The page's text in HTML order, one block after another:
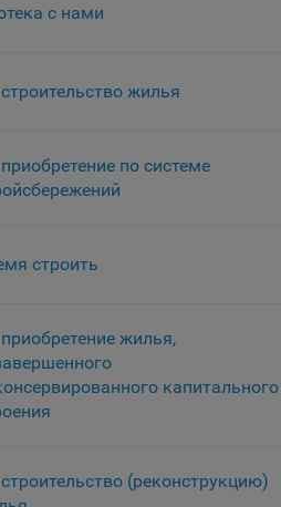
На
с нами
жилья
по системе
строить
жилья,
капитального
(реконструкцию)